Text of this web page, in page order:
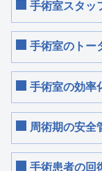
手術室スタッ
手術室のトー
手術室の効率
周術期の安全
手術患者の回